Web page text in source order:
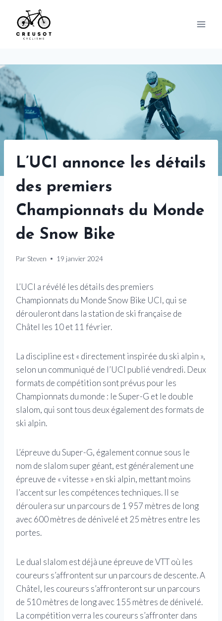
content
L’UCI annonce les détails
des premiers
Championnats du Monde
de Snow Bike
Par Steven 19 janvier 2024
L’UCI a révélé les détails des premiers
Championnats du Monde Snow Bike UCI, qui se
dérouleront dans la station de ski française de
Châtel les 10 et 11 février.
La discipline est « directement inspirée du ski alpin »,
selon un communiqué de l’UCI publié vendredi. Deux
formats de compétition sont prévus pour les
Championnats du monde : le Super-G et le double
slalom, qui sont tous deux également des formats de
ski alpin.
L’épreuve du Super-G, également connue sous le
nom de slalom super géant, est généralement une
épreuve de « vitesse » en ski alpin, mettant moins
l’accent sur les compétences techniques. Il se
déroulera sur un parcours de 1 957 mètres de long
avec 600 mètres de dénivelé et 25 mètres entre les
portes.
Le dual slalom est déjà une épreuve de VTT où les
coureurs s’affrontent sur un parcours de descente. A
Châtel, les coureurs s’affronteront sur un parcours
de 510 mètres de long avec 155 mètres de dénivelé.
La compétition verra les coureurs s’affronter dans